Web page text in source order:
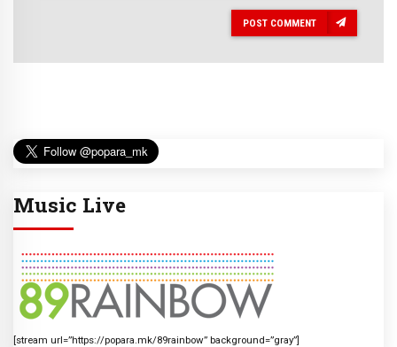
POST COMMENT
Music Live
[stream url=”https://popara.mk/89rainbow” background=”gray”]